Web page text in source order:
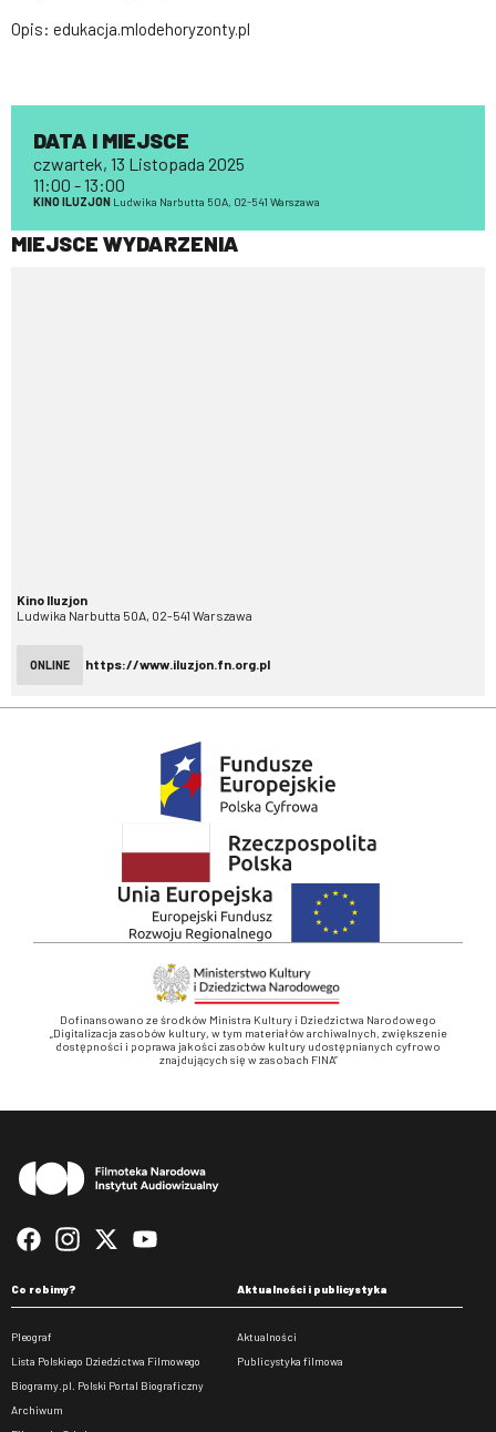
Opis: edukacja.mlodehoryzonty.pl
DATA I MIEJSCE
czwartek, 13 Listopada 2025
11:00 - 13:00
KINO ILUZJON Ludwika Narbutta 50A, 02-541 Warszawa
MIEJSCE WYDARZENIA
Kino Iluzjon
Ludwika Narbutta 50A, 02-541 Warszawa
ONLINE https://www.iluzjon.fn.org.pl
Dofinansowano ze środków Ministra Kultury i Dziedzictwa Narodowego
„Digitalizacja zasobów kultury, w tym materiałów archiwalnych, zwiększenie
dostępności i poprawa jakości zasobów kultury udostępnianych cyfrowo
znajdujących się w zasobach FINA”
Co robimy?
Pleograf
Lista Polskiego Dziedzictwa Filmowego
Biogramy.pl. Polski Portal Biograficzny
Archiwum
Aktualności i publicystyka
Aktualności
Publicystyka filmowa